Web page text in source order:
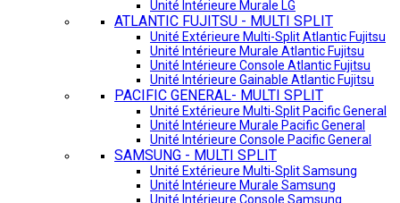
Unité Intérieure Murale LG
ATLANTIC FUJITSU - MULTI SPLIT
Unité Extérieure Multi-Split Atlantic Fujitsu
Unité Intérieure Murale Atlantic Fujitsu
Unité Intérieure Console Atlantic Fujitsu
Unité Intérieure Gainable Atlantic Fujitsu
PACIFIC GENERAL- MULTI SPLIT
Unité Extérieure Multi-Split Pacific General
Unité Intérieure Murale Pacific General
Unité Intérieure Console Pacific General
SAMSUNG - MULTI SPLIT
Unité Extérieure Multi-Split Samsung
Unité Intérieure Murale Samsung
Unité Intérieure Console Samsung